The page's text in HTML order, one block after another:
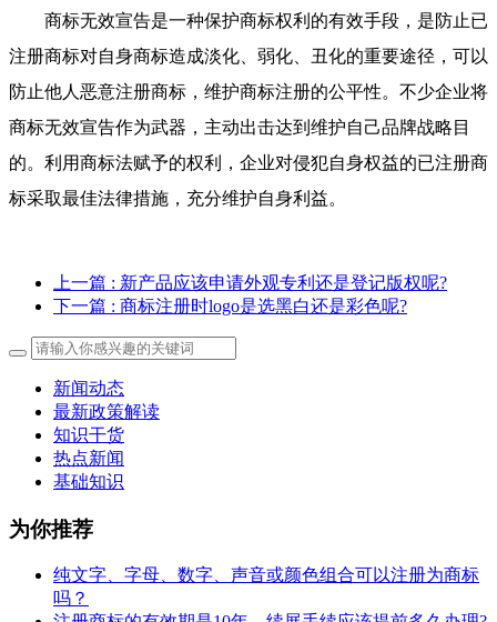
商标无效宣告是一种保护商标权利的有效手段，是防止已
注册商标对自身商标造成淡化、弱化、丑化的重要途径，可以
防止他人恶意注册商标，维护商标注册的公平性。不少企业将
商标无效宣告作为武器，主动出击达到维护自己品牌战略目
的。利用商标法赋予的权利，企业对侵犯自身权益的已注册商
标采取最佳法律措施，充分维护自身利益。
上一篇 : 新产品应该申请外观专利还是登记版权呢?
下一篇 : 商标注册时logo是选黑白还是彩色呢?
新闻动态
最新政策解读
知识干货
热点新闻
基础知识
为你推荐
纯文字、字母、数字、声音或颜色组合可以注册为商标
吗？